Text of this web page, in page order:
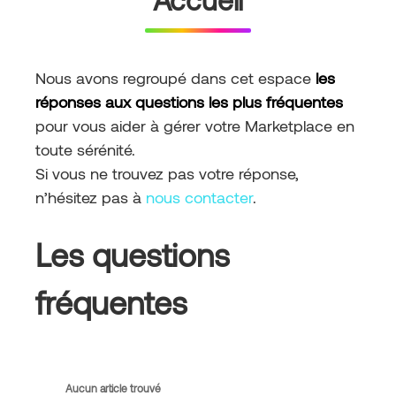
Nous avons regroupé dans cet espace les
réponses aux questions les plus fréquentes
pour vous aider à gérer votre Marketplace en
toute sérénité.
Si vous ne trouvez pas votre réponse,
n’hésitez pas à nous contacter.
Les questions
fréquentes
Aucun article trouvé